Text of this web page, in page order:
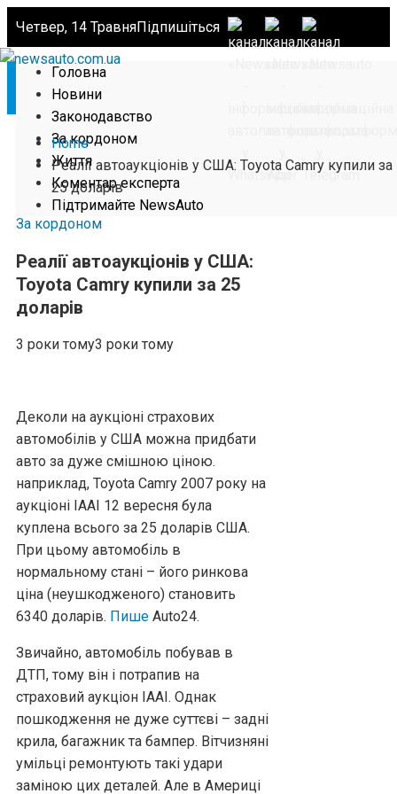
Четвер, 14 ТравняПідпишіться
Головна
Новини
Законодавство
За кордоном
Життя
Коментар експерта
Підтримайте NewsAuto
Home
Реалії автоаукціонів у США: Toyota Camry купили за
25 доларів
За кордоном
Реалії автоаукціонів у США:
Toyota Camry купили за 25
доларів
3 роки тому3 роки тому
Деколи на аукціоні страхових
автомобілів у США можна придбати
авто за дуже смішною ціною.
наприклад, Toyota Camry 2007 року на
аукціоні IAAI 12 вересня була
куплена всього за 25 доларів США.
При цьому автомобіль в
нормальному стані – його ринкова
ціна (неушкодженого) становить
6340 доларів. Пише Аuto24.
Звичайно, автомобіль побував в
ДТП, тому він і потрапив на
страховий аукціон IAAI. Однак
пошкодження не дуже суттєві – задні
крила, багажник та бампер. Вітчизняні
умільці ремонтують такі удари
заміною цих деталей. Але в Америці